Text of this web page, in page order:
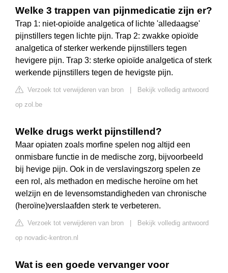
Welke 3 trappen van pijnmedicatie zijn er?
Trap 1: niet-opioïde analgetica of lichte 'alledaagse'
pijnstillers tegen lichte pijn. Trap 2: zwakke opioïde
analgetica of sterker werkende pijnstillers tegen
hevigere pijn. Trap 3: sterke opioïde analgetica of sterk
werkende pijnstillers tegen de hevigste pijn.
Verzoek tot verwijderen van bron
Bekijk volledig antwoord
op zol.be
Welke drugs werkt pijnstillend?
Maar opiaten zoals morfine spelen nog altijd een
onmisbare functie in de medische zorg, bijvoorbeeld
bij hevige pijn. Ook in de verslavingszorg spelen ze
een rol, als methadon en medische heroïne om het
welzijn en de levensomstandigheden van chronische
(heroïne)verslaafden sterk te verbeteren.
Verzoek tot verwijderen van bron
Bekijk volledig antwoord
op novadic-kentron.nl
Wat is een goede vervanger voor